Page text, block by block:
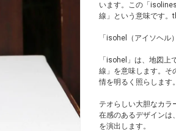
います。この「
線」という意味です。
「isohel（アイソヘル
「isohel」は、地図上
線」を意味します。そ
情を明るく照らします。
テオらしい大胆なカラ
在感のあるデザインは
を演出します。